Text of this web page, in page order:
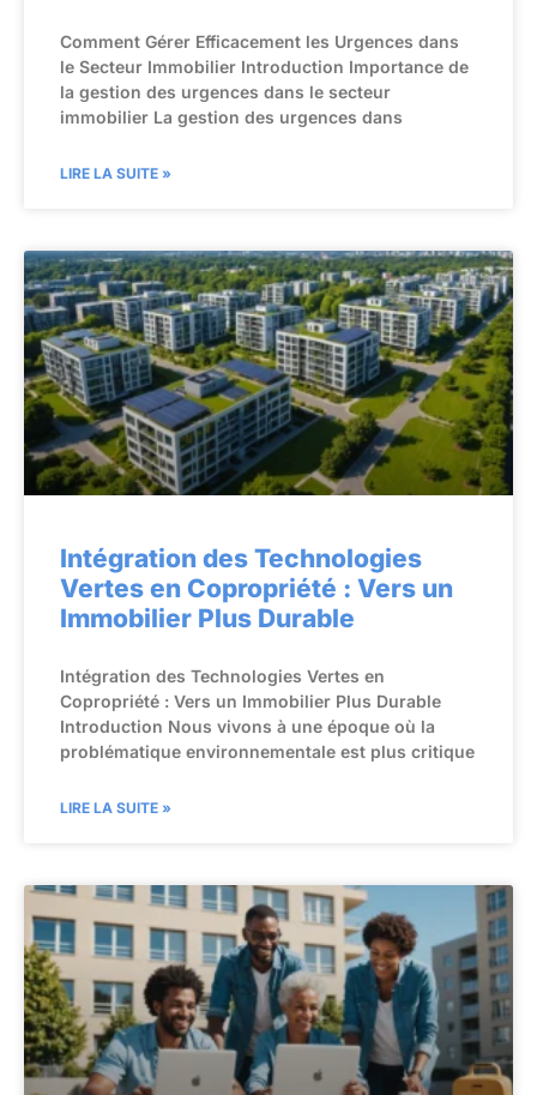
Comment Gérer Efficacement les Urgences dans
le Secteur Immobilier Introduction Importance de
la gestion des urgences dans le secteur
immobilier La gestion des urgences dans
LIRE LA SUITE »
Intégration des Technologies
Vertes en Copropriété : Vers un
Immobilier Plus Durable
Intégration des Technologies Vertes en
Copropriété : Vers un Immobilier Plus Durable
Introduction Nous vivons à une époque où la
problématique environnementale est plus critique
LIRE LA SUITE »